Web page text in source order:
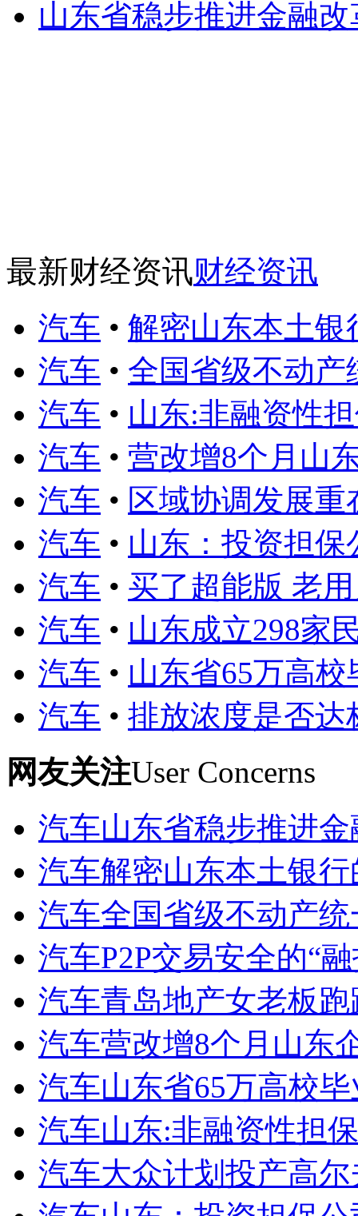
山东省稳步推进金融
最新财经资讯财经资讯
汽车 • 解密山东本土银
汽车 • 全国省级不动产
汽车 • 山东:非融资性
汽车 • 营改增8个月山
汽车 • 区域协调发展
汽车 • 山东：投资担
汽车 • 买了超能版 老
汽车 • 山东成立298家
汽车 • 山东省65万高
汽车 • 排放浓度是否达
网友关注User Concerns
汽车山东省稳步推进
汽车解密山东本土银
汽车全国省级不动产
汽车P2P交易安全的“
汽车青岛地产女老板
汽车营改增8个月山东
汽车山东省65万高校
汽车山东:非融资性担
汽车大众计划投产高尔